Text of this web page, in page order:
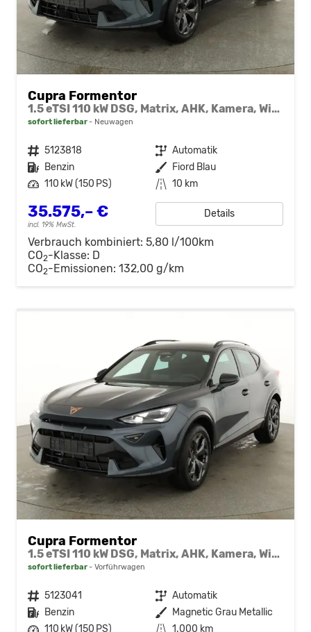
Cupra Formentor
1.5 eTSI 110 kW DSG, Matrix, AHK, Kamera, Winter, el. Klappe, 5 J.-Garantie
sofort lieferbar Neuwagen
Fahrzeugnr. 5123818 Getriebe Automatik
Kraftstoff Benzin Außenfarbe Fiord Blau
Leistung 110 kW (150 PS) Kilometerstand 10 km
35.575,– €
incl. 19% MwSt.
Details
Verbrauch kombiniert: 5,80 l/100km
CO2-Klasse: D
CO2-Emissionen: 132,00 g/km
Cupra Formentor
1.5 eTSI 110 kW DSG, Matrix, AHK, Kamera, Winter, el. Klappe, 5 J.-Garantie
sofort lieferbar Vorführwagen
Fahrzeugnr. 5123041 Getriebe Automatik
Kraftstoff Benzin Außenfarbe Magnetic Grau Metallic
Leistung 110 kW (150 PS) Kilometerstand 1.000 km